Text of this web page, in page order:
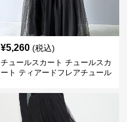
¥5,260 (税込)
チュールスカート チュールスカ
ート ティアードフレアチュール